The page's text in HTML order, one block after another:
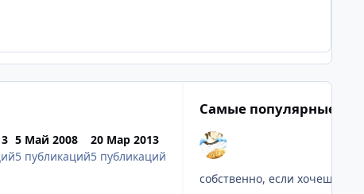
5 Май 2008
5 публикаций
20 Мар 2013
5 публикаций
Самые популярные
собственно, если хочешь,